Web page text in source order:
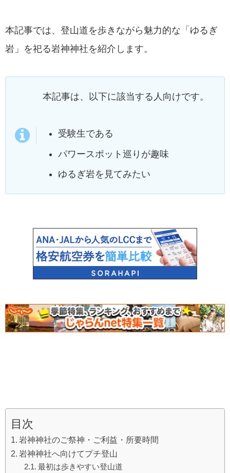
本記事では、登山道を歩きながら魅力的な「ゆるぎ
岩」を祀る岩神神社を紹介します。
本記事は、以下に該当する人向けです。
受験生である
パワースポット巡りが趣味
ゆるぎ岩を見てみたい
目次
岩神神社のご祭神・ご利益・所要時間
岩神神社へ向けてプチ登山
最初は歩きやすい登山道